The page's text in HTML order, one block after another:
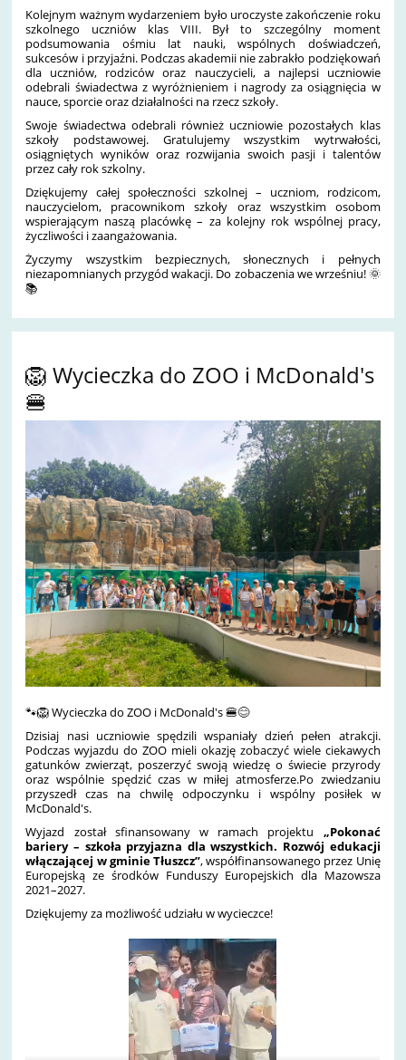
Kolejnym ważnym wydarzeniem było uroczyste zakończenie roku
szkolnego uczniów klas VIII. Był to szczególny moment
podsumowania ośmiu lat nauki, wspólnych doświadczeń,
sukcesów i przyjaźni. Podczas akademii nie zabrakło podziękowań
dla uczniów, rodziców oraz nauczycieli, a najlepsi uczniowie
odebrali świadectwa z wyróżnieniem i nagrody za osiągnięcia w
nauce, sporcie oraz działalności na rzecz szkoły.
Swoje świadectwa odebrali również uczniowie pozostałych klas
szkoły podstawowej. Gratulujemy wszystkim wytrwałości,
osiągniętych wyników oraz rozwijania swoich pasji i talentów
przez cały rok szkolny.
Dziękujemy całej społeczności szkolnej – uczniom, rodzicom,
nauczycielom, pracownikom szkoły oraz wszystkim osobom
wspierającym naszą placówkę – za kolejny rok wspólnej pracy,
życzliwości i zaangażowania.
Życzymy wszystkim bezpiecznych, słonecznych i pełnych
niezapomnianych przygód wakacji. Do zobaczenia we wrześniu! 🌞
📚
🦁 Wycieczka do ZOO i McDonald's
🍔
🐾🦁 Wycieczka do ZOO i McDonald's 🍔😊
Dzisiaj nasi uczniowie spędzili wspaniały dzień pełen atrakcji.
Podczas wyjazdu do ZOO mieli okazję zobaczyć wiele ciekawych
gatunków zwierząt, poszerzyć swoją wiedzę o świecie przyrody
oraz wspólnie spędzić czas w miłej atmosferze.Po zwiedzaniu
przyszedł czas na chwilę odpoczynku i wspólny posiłek w
McDonald's.
Wyjazd został sfinansowany w ramach projektu „Pokonać
bariery – szkoła przyjazna dla wszystkich. Rozwój edukacji
włączającej w gminie Tłuszcz”, współfinansowanego przez Unię
Europejską ze środków Funduszy Europejskich dla Mazowsza
2021–2027.
Dziękujemy za możliwość udziału w wycieczce!